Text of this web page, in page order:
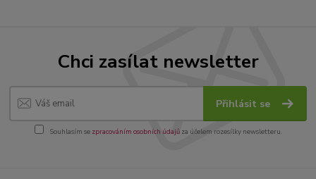
Chci zasílat newsletter
Přihlásit se
Souhlasím se zpracováním osobních údajůza účelem rozesílky newsletteru.